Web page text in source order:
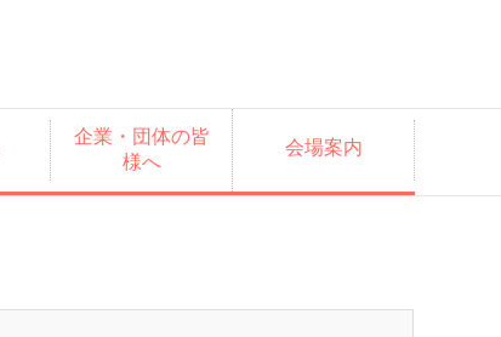
企業・団体の皆
様へ
会場案内